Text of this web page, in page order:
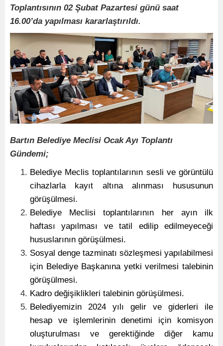
Toplantısının 02 Şubat Pazartesi günü saat
16.00’da yapılması kararlaştırıldı.
Bartın Belediye Meclisi Ocak Ayı Toplantı
Gündemi;
Belediye Meclis toplantılarının sesli ve görüntülü
cihazlarla kayıt altına alınması hususunun
görüşülmesi.
Belediye Meclisi toplantılarının her ayın ilk
haftası yapılması ve tatil edilip edilmeyeceği
hususlarının görüşülmesi.
Sosyal denge tazminatı sözleşmesi yapılabilmesi
için Belediye Başkanına yetki verilmesi talebinin
görüşülmesi.
Kadro değişiklikleri talebinin görüşülmesi.
Belediyemizin 2024 yılı gelir ve giderleri ile
hesap ve işlemlerinin denetimi için komisyon
oluşturulması ve gerektiğinde diğer kamu